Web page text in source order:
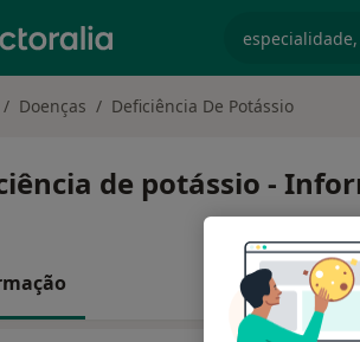
Doenças Deficiência De Potássio
de potássio -